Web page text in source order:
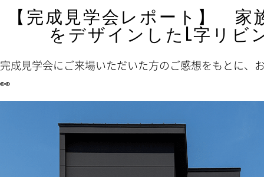
【完成見学会レポート】 家
をデザインしたL字リビ
完成見学会にご来場いただいた方のご感想をもとに、
👀